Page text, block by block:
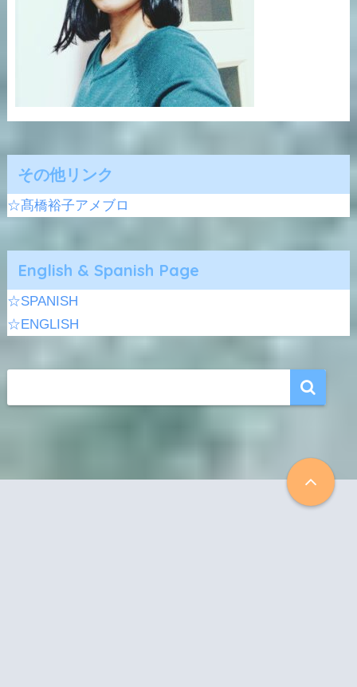
その他リンク
☆髙橋裕子アメブロ
English & Spanish Page
☆SPANISH
☆ENGLISH